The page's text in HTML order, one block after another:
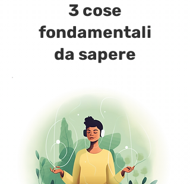
3 cose
fondamentali
da sapere